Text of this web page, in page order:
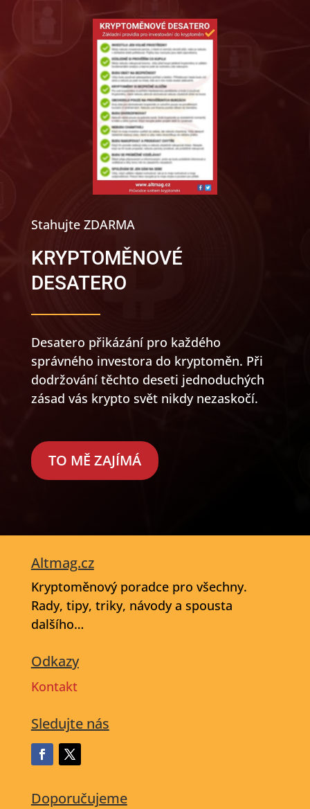
Stahujte ZDARMA
KRYPTOMĚNOVÉ
DESATERO
Desatero přikázání pro každého
správného investora do kryptoměn. Při
dodržování těchto deseti jednoduchých
zásad vás krypto svět nikdy nezaskočí.
TO MĚ ZAJÍMÁ
Altmag.cz
Kryptoměnový poradce pro všechny.
Rady, tipy, triky, návody a spousta
dalšího…
Odkazy
Kontakt
Sledujte nás
Doporučujeme